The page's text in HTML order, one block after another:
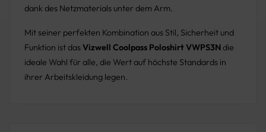
dank des Netzmaterials unter dem Arm.
Mit seiner perfekten Kombination aus Stil, Sicherheit und
Funktion ist dasVizwell Coolpass Poloshirt VWPS3Ndie
ideale Wahl für alle, die Wert auf höchste Standards in
ihrer Arbeitskleidung legen.